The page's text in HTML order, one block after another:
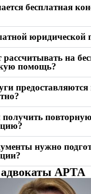
бесплатная
на
помощь?
нужно
АРТА